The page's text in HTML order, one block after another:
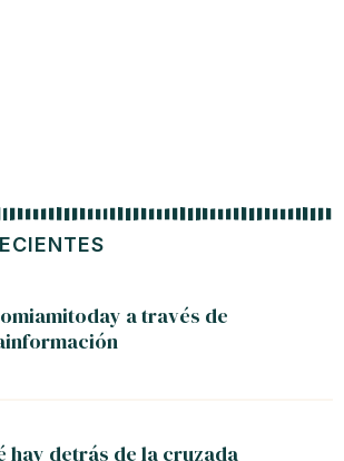
a través de
hay detrás de la cruzada